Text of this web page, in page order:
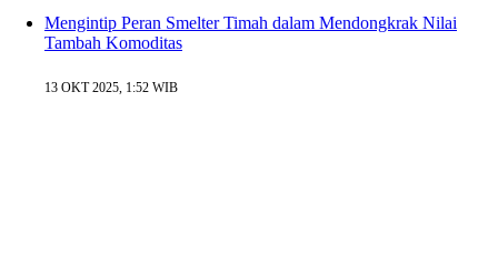
Mengintip Peran Smelter Timah dalam Mendongkrak Nilai
Tambah Komoditas
13 OKT 2025, 1:52 WIB